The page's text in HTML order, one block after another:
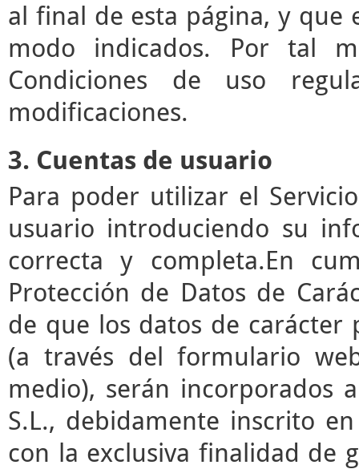
al final de esta página, y que
modo indicados. Por tal
Condiciones de uso
modificaciones.
3. Cuentas de usuario
Para poder utilizar el
usuario introduciendo su
correcta y completa.En
Protección de Datos de
de que los datos de carácter
(a través del formulario
medio), serán incorporados
S.L., debidamente inscrito
con la exclusiva finalidad de